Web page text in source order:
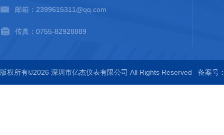
邮箱：2399615311@qq.com
传真：0755-82928889
版权所有©2026 深圳市亿杰仪表有限公司 All Rights Reserved 备案号